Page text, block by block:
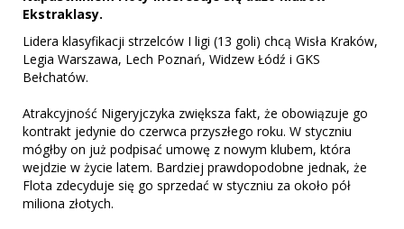
Ekstraklasy.
Lidera klasyfikacji strzelców I ligi (13 goli) chcą Wisła Kraków,
Legia Warszawa, Lech Poznań, Widzew Łódź i GKS
Bełchatów.
Atrakcyjność Nigeryjczyka zwiększa fakt, że obowiązuje go
kontrakt jedynie do czerwca przyszłego roku. W styczniu
mógłby on już podpisać umowę z nowym klubem, która
wejdzie w życie latem. Bardziej prawdopodobne jednak, że
Flota zdecyduje się go sprzedać w styczniu za około pół
miliona złotych.